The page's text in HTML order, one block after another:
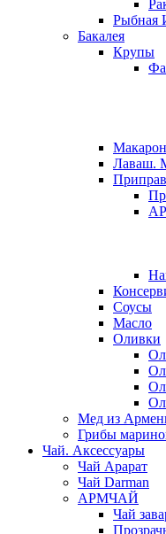
Рыбная
Бакалея
Крупы
Лаваш.
Соусы
Масло
Оливки
Мед из
Грибы
Чай. Аксессуары
Чай Арарат
Чай Darman
АРМЧАЙ
Чай